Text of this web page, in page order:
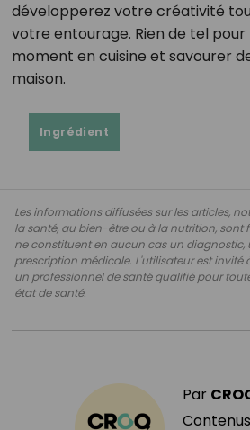
développerez votre créativité
votre entourage. Rien de tel pour
moment en cuisine et savourer
maison.
Ingrédient
Les informations diffusées sur les articles,
la santé, au bien-être ou à la nutrition, sont
ne constituent en aucun cas un diagnostic,
prescription médicale. L'utilisateur est
un professionnel de santé qualifié pour
état de santé.
Par